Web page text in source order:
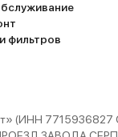
фильтров
(ИНН 7715936827